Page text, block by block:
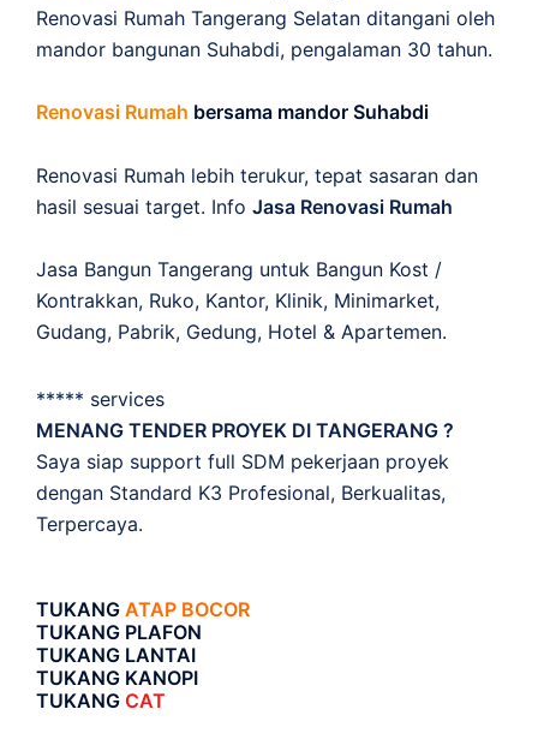
Renovasi Rumah Tangerang Selatan ditangani oleh
mandor bangunan Suhabdi, pengalaman 30 tahun.
Renovasi Rumah bersama mandor Suhabdi
Renovasi Rumah lebih terukur, tepat sasaran dan
hasil sesuai target. Info Jasa Renovasi Rumah
Jasa Bangun Tangerang untuk Bangun Kost /
Kontrakkan, Ruko, Kantor, Klinik, Minimarket,
Gudang, Pabrik, Gedung, Hotel & Apartemen.
***** services
MENANG TENDER PROYEK DI TANGERANG ?
Saya siap support full SDM pekerjaan proyek
dengan Standard K3 Profesional, Berkualitas,
Terpercaya.
TUKANG ATAP BOCOR
TUKANG PLAFON
TUKANG LANTAI
TUKANG KANOPI
TUKANG CAT